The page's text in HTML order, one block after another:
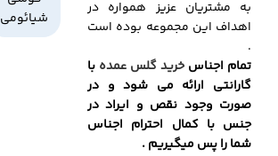
به مشتریان عزیز همواره در
اهداف این مجموعه بوده است
.
تمام اجناسخرید گلس عمده با
گارانتی ارائه می شود و در
صورت وجود نقص و ایراد در
جنس با کمال احترام اجناس
شما را پس میگیریم .
شیائومی